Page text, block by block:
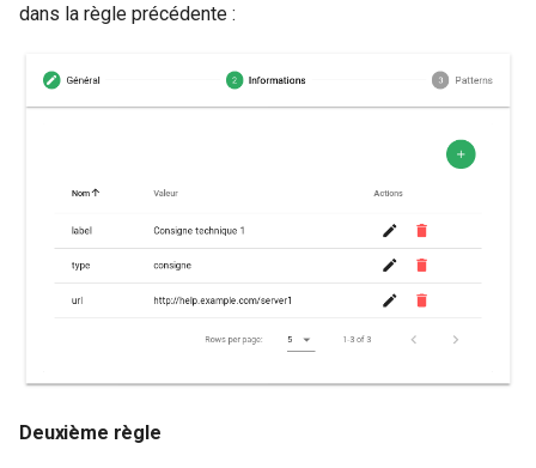
dans la règle précédente :
Deuxième règle